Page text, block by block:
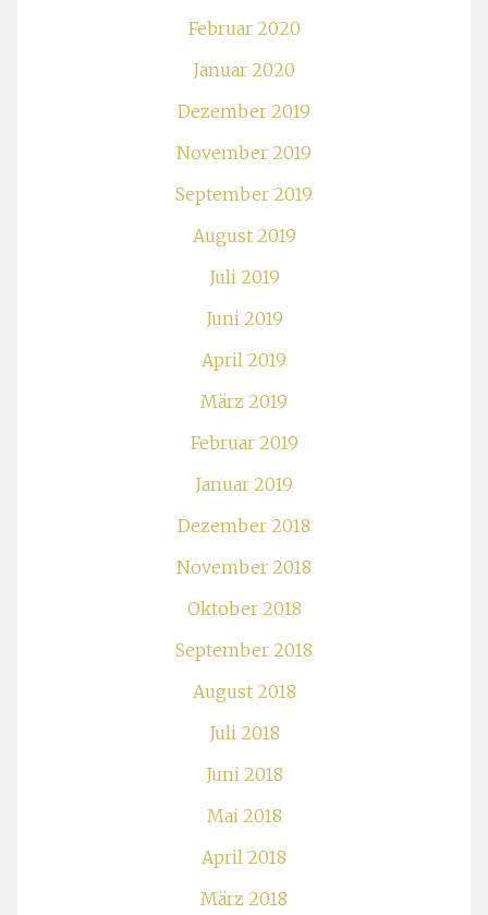
Februar 2020
Januar 2020
Dezember 2019
November 2019
September 2019
August 2019
Juli 2019
Juni 2019
April 2019
März 2019
Februar 2019
Januar 2019
Dezember 2018
November 2018
Oktober 2018
September 2018
August 2018
Juli 2018
Juni 2018
Mai 2018
April 2018
März 2018